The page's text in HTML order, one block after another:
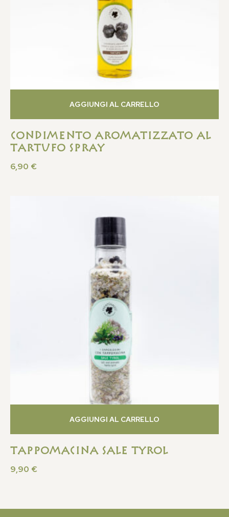
Condimento Aromatizzato al
Tartufo Spray
6,90 €
AGGIUNGI AL CARRELLO
Tappomacina Sale Tyrol
9,90 €
AGGIUNGI AL CARRELLO